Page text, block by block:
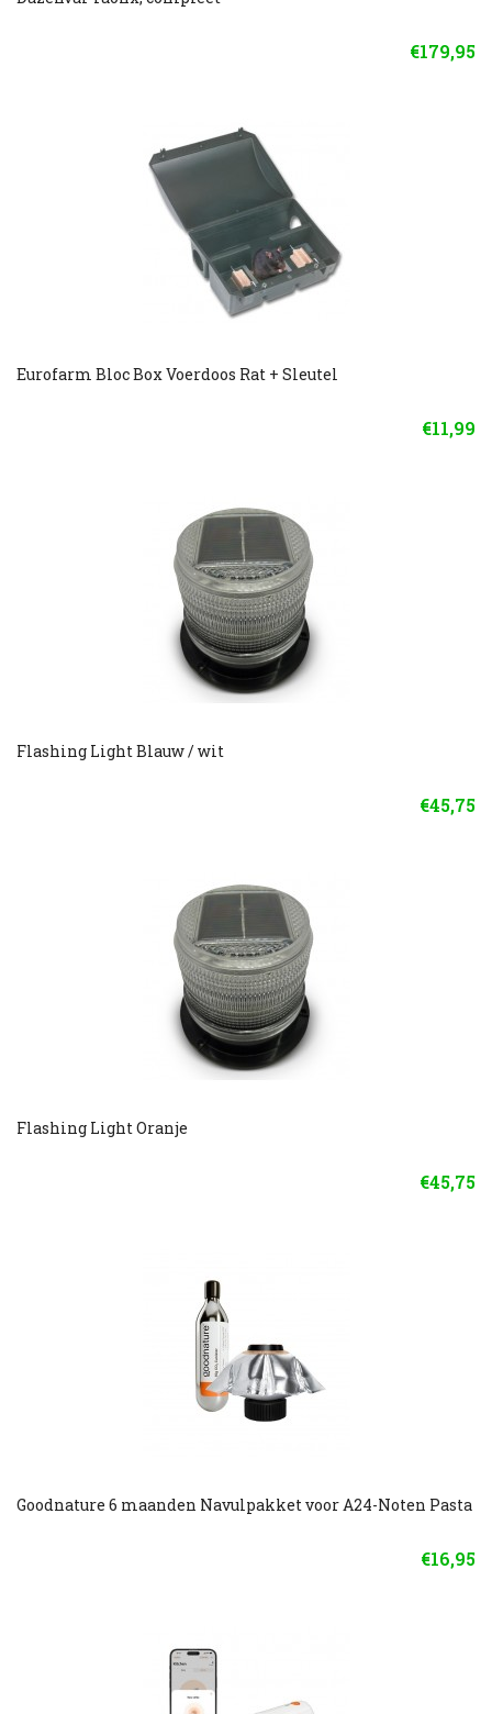
€179,95
Eurofarm Bloc Box Voerdoos Rat + Sleutel
€11,99
Flashing Light Blauw / wit
€45,75
Flashing Light Oranje
€45,75
Goodnature 6 maanden Navulpakket voor A24-Noten Pasta
€16,95